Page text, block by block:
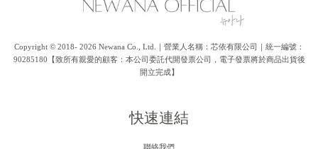
Copyright © 2018- 2026 Newana Co., Ltd.｜營業人名稱：芯依有限公司｜統一編號：
90285180【致所有親愛的顧客：本公司委託代開發票公司，電子發票將於商品出貨後
開立完成】
快速連結
聯絡我們